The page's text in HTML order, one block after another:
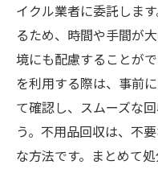
イクル業者に委託しま
るため、時間や手間が
境にも配慮することが
を利用する際は、事前
て確認し、スムーズな
う。不用品回収は、不
な方法です。まとめて